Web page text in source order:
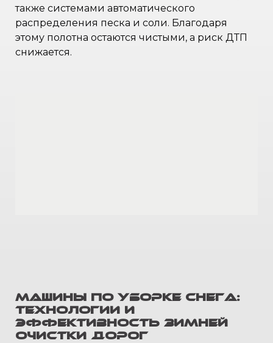
также системами автоматического
распределения песка и соли. Благодаря
этому полотна остаются чистыми, а риск ДТП
снижается.
Машины по уборке снега:
технологии и
эффективность зимней
очистки дорог